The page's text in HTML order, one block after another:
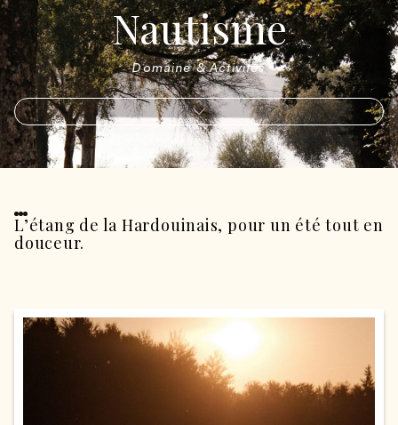
Nautisme
Domaine & Activités
L’étang de la Hardouinais, pour un été tout en
douceur.